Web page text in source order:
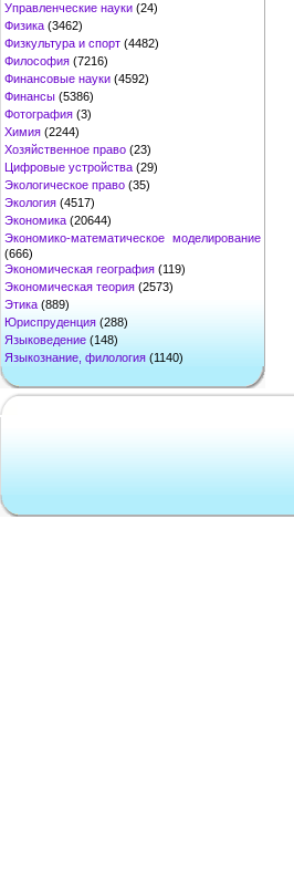
Управленческие науки (24)
Физика (3462)
Физкультура и спорт (4482)
Философия (7216)
Финансовые науки (4592)
Финансы (5386)
Фотография (3)
Химия (2244)
Хозяйственное право (23)
Цифровые устройства (29)
Экологическое право (35)
Экология (4517)
Экономика (20644)
Экономико-математическое моделирование
(666)
Экономическая география (119)
Экономическая теория (2573)
Этика (889)
Юриспруденция (288)
Языковедение (148)
Языкознание, филология (1140)